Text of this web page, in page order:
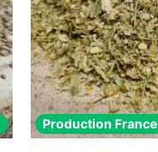
Production France